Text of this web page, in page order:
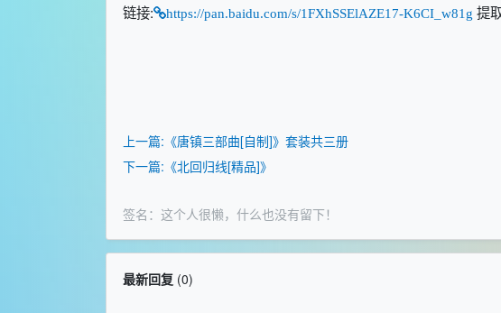
链接: https://pan.baidu.com/s/1FXhSSElAZE17-K6CI_w81g 提
上一篇:《唐镇三部曲[自制]》套装共三册
下一篇:《北回归线[精品]》
签名：这个人很懒，什么也没有留下！
最新回复(0)